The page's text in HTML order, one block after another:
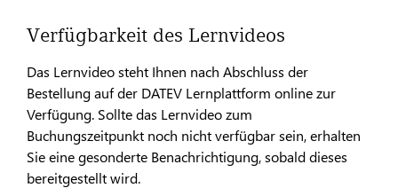
Verfügbarkeit des Lernvideos
Das Lernvideo steht Ihnen nach Abschluss der
Bestellung auf der DATEV Lernplattform online zur
Verfügung. Sollte das Lernvideo zum
Buchungszeitpunkt noch nicht verfügbar sein, erhalten
Sie eine gesonderte Benachrichtigung, sobald dieses
bereitgestellt wird.